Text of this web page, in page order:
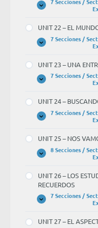
COCINAR
Expandir
UNIT
HABLAMOS
DE
POLÍTICA
UNIT 22 – EL
Expandir
UNIT
EL
MUNDO
DE
7 Secciones /
UNIT 23 – UNA
Expandir
UNIT
UNA
ENTREVISTA
DE
7 Secciones /
UNIT 24 –
Expandir
UNIT
BUSCANDO
PISO
7 Secciones /
UNIT 25 – NOS
Expandir
UNIT
NOS
VAMOS
VIAJE
8 Secciones /
UNIT 26 – LOS
RECUERDOS
Expandir
UNIT
LOS
7 Secciones /
UNIT 27 – EL